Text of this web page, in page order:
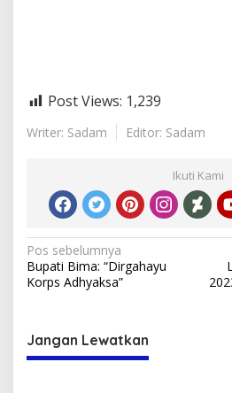
Post Views: 1,239
Writer: Sadam Editor: Sadam
Ikuti Kami
Navigasi
pos
Pos sebelumnya
Bupati Bima: “Dirgahayu
Korps Adhyaksa”
Jangan Lewatkan